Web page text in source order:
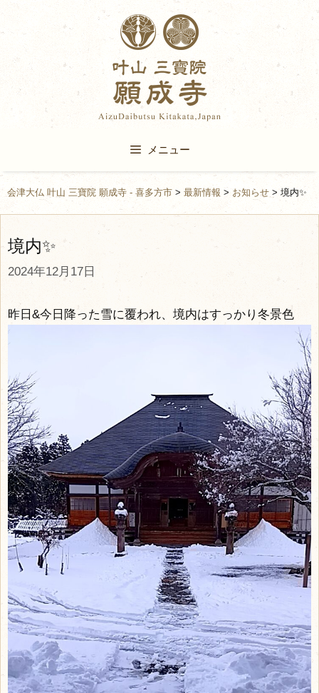
to
content
メニュー
会津大仏 叶山 三寶院 願成寺 - 喜多方市 > 最新情報 > お知らせ > 境内✨
境内✨
2024年12月17日
昨日&今日降った雪に覆われ、境内はすっかり冬景色